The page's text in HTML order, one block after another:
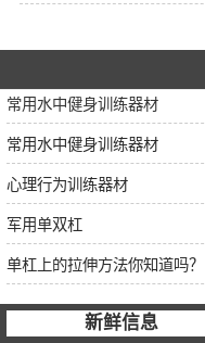
常用水中健身训练器材
常用水中健身训练器材
心理行为训练器材
军用单双杠
单杠上的拉伸方法你知道吗？
新鲜信息